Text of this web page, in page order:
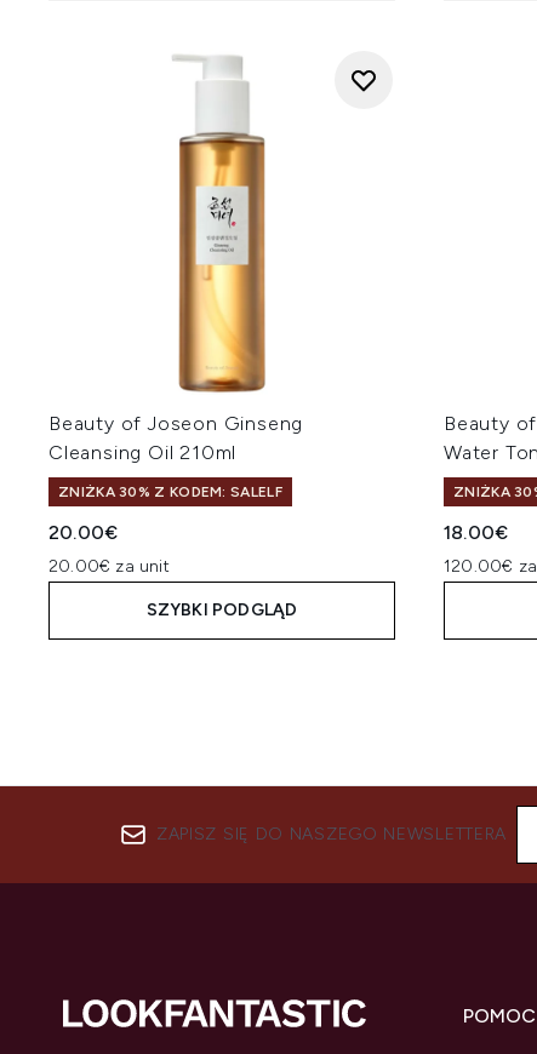
Beauty of Joseon Ginseng
Cleansing Oil 210ml
ZNIŻKA 30% Z KODEM: SALELF
20.00€
20.00€ za unit
SZYBKI PODGLĄD
Beauty
Water
ZNIŻKA
18.00€
120.00€
ZAPISZ SIĘ DO NASZEGO NEWSLETTERA